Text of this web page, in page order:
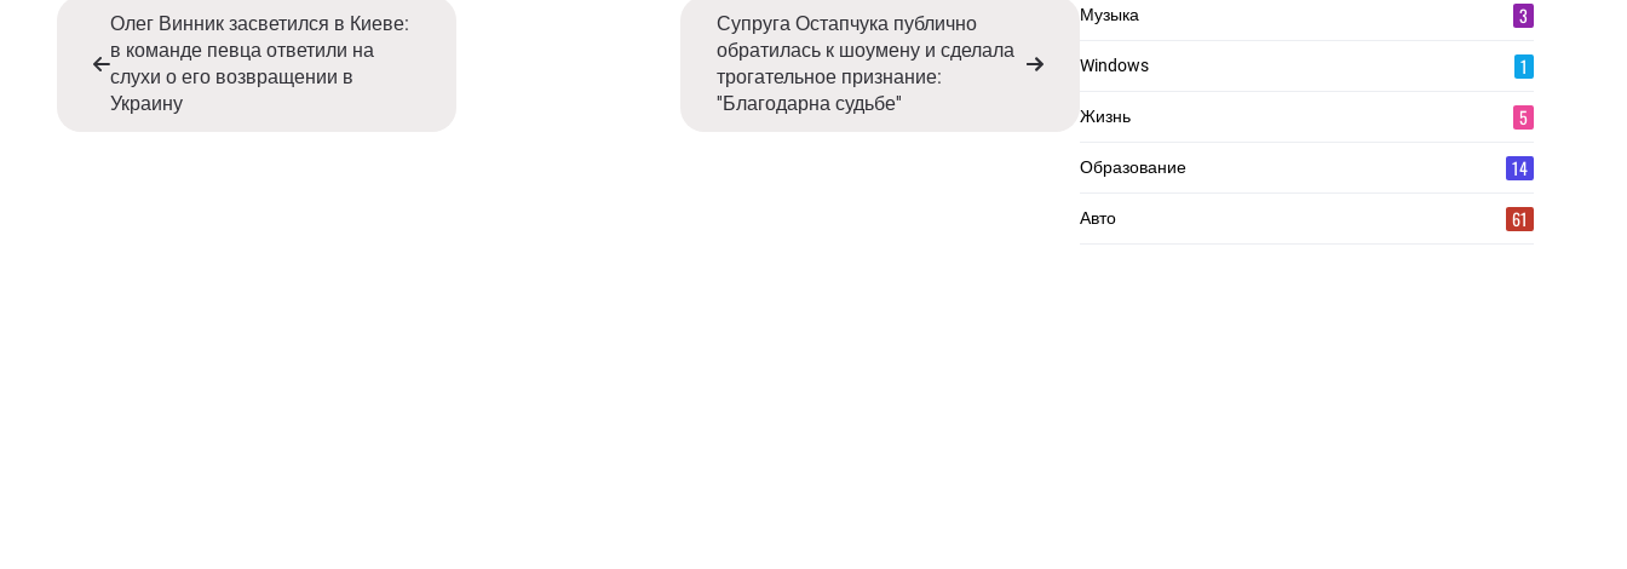
Олег Винник засветился в Киеве:
в команде певца ответили на
слухи о его возвращении в
Украину
Супруга Остапчука публично
обратилась к шоумену и сделала
трогательное признание:
''Благодарна судьбе''
Музыка 3
Windows 1
Жизнь 5
Образование 14
Авто 61